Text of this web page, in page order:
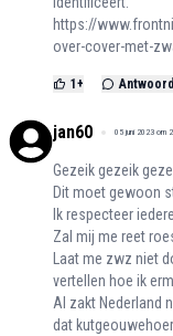
https://
over-cover-met-
1 + Antwoord
jan60 05 juni 2023 om
Gezeik gezeik
Dit moet gewoon
Ik respecteer
Zal mij me reet
Laat me zwz niet
vertellen hoe ik
Al zakt Nederland
dat